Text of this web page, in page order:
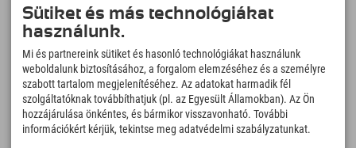
Töltsd fel #ExplorerPillanataidat, az Úticélom
című videódat foglalási áttekintéssel,
bakancslistával, étterem áttekintéssel és
Felfedezős pillanatok ideje
166
Hegyi tavak és
4.634km
Sí- és snowboardpályák
Sütiket és más technológiákat
használunk.
Mi és partnereink sütiket és hasonló technológiákat használunk
weboldalunk biztosításához, a forgalom elemzéséhez és a személyre
szabott tartalom megjelenítéséhez. Az adatokat harmadik fél
szolgáltatóknak továbbíthatjuk (pl. az Egyesült Államokban). Az Ön
hozzájárulása önkéntes, és bármikor visszavonható. További
információkért kérjük, tekintse meg adatvédelmi szabályzatunkat.